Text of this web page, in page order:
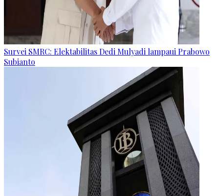
Survei SMRC: Elektabilitas Dedi Mulyadi lampaui Prabowo
Subianto